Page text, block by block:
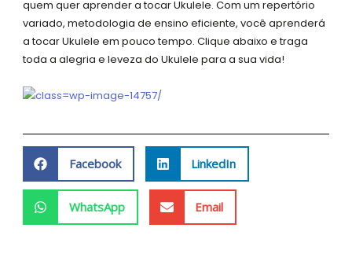
quem quer aprender a tocar Ukulele. Com um repertório
variado, metodologia de ensino eficiente, você aprenderá
a tocar Ukulele em pouco tempo. Clique abaixo e traga
toda a alegria e leveza do Ukulele para a sua vida!
Facebook LinkedIn
WhatsApp Email